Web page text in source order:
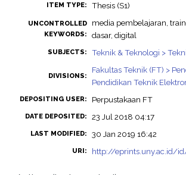
ITEM TYPE: Thesis (S1)
UNCONTROLLED
KEYWORDS:
media pembelajaran,
dasar, digital
SUBJECTS: Teknik & Teknologi >
DIVISIONS:
Fakultas Teknik (FT) >
Pendidikan Teknik
DEPOSITING USER: Perpustakaan FT
DATE DEPOSITED: 23 Jul 2018 04:17
LAST MODIFIED: 30 Jan 2019 16:42
URI: http://eprints.uny.ac.id/